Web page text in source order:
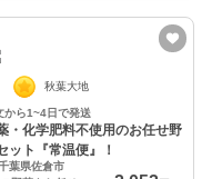
秋葉大地
から1~4日で発送
・化学肥料不使用のお任せ野
ット『常温便』！
葉県佐倉市